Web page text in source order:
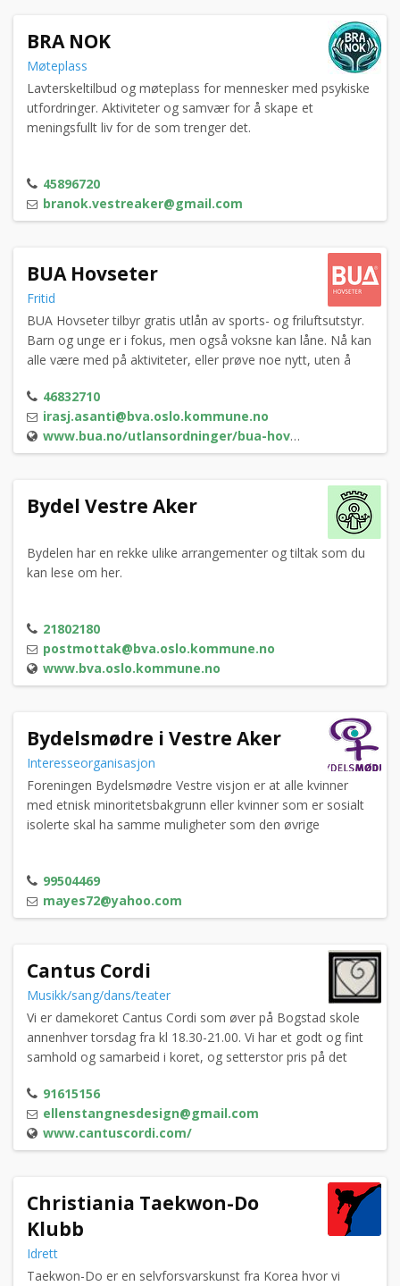
BRA NOK
Møteplass
Lavterskeltilbud og møteplass for mennesker med psykiske
utfordringer. Aktiviteter og samvær for å skape et
meningsfullt liv for de som trenger det.
45896720
branok.vestreaker@gmail.com
BUA Hovseter
Fritid
BUA Hovseter tilbyr gratis utlån av sports- og friluftsutstyr.
Barn og unge er i fokus, men også voksne kan låne. Nå kan
alle være med på aktiviteter, eller prøve noe nytt, uten å
46832710
irasj.asanti@bva.oslo.kommune.no
www.bua.no/utlansordninger/bua-hovseter
Bydel Vestre Aker
Bydelen har en rekke ulike arrangementer og tiltak som du
kan lese om her.
21802180
postmottak@bva.oslo.kommune.no
www.bva.oslo.kommune.no
Bydelsmødre i Vestre Aker
Interesseorganisasjon
Foreningen Bydelsmødre Vestre visjon er at alle kvinner
med etnisk minoritetsbakgrunn eller kvinner som er sosialt
isolerte skal ha samme muligheter som den øvrige
temakvelder, hytteturer, og fysisk aktiviteter. Vi ønsker å
bidra til at kvinner får delta på like vilkår i meningsfylte
fritidsaktiviteter, og i kulturelle opplevelser som fremmer
99504469
mayes72@yahoo.com
Cantus Cordi
Musikk/sang/dans/teater
Vi er damekoret Cantus Cordi som øver på Bogstad skole
annenhver torsdag fra kl 18.30-21.00. Vi har et godt og fint
samhold og samarbeid i koret, og setterstor pris på det
vokse og ønsker oss flere sanger på alle stemmene i koret.
Så er du glad i å synge og har lyst til å bli med i koret vår, er
det bare å ta kontakt. Vi har ikke opptaksprøver.
91615156
ellenstangnesdesign@gmail.com
www.cantuscordi.com/
Christiania Taekwon-Do
Klubb
Idrett
Taekwon-Do er en selvforsvarskunst fra Korea hvor vi